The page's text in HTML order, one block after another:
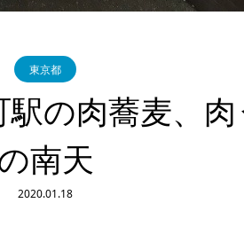
東京都
の肉蕎麦、
南天
2020.01.18